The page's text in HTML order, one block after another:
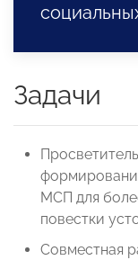
Задачи
МСП для
повестки
Совместная